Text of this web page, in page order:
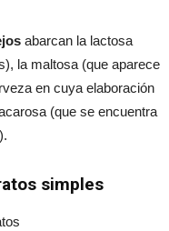
abarcan la lactosa
la maltosa (que aparece
en cuya elaboración
(que se encuentra
simples